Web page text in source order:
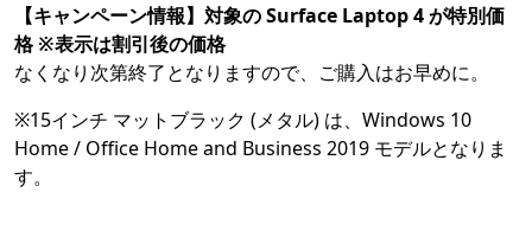
【キャンペーン情報】対象の Surface Laptop 4 が特別価
格 ※表示は割引後の価格
なくなり次第終了となりますので、ご購入はお早めに。
※15インチ マットブラック (メタル) は、Windows 10
Home / Office Home and Business 2019 モデルとなりま
す。